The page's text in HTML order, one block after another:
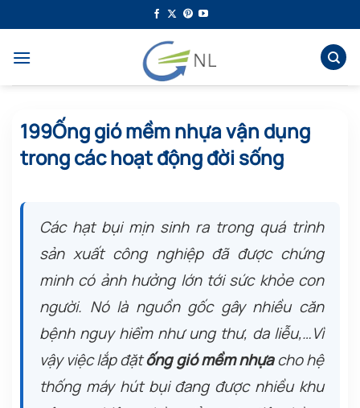
qua
dung
199Ống gió mềm nhựa vận dụng
trong các hoạt động đời sống
Các hạt bụi mịn sinh ra trong quá trình
sản xuất công nghiệp đã được chứng
minh có ảnh hưởng lớn tới sức khỏe con
người. Nó là nguồn gốc gây nhiều căn
bệnh nguy hiểm như ung thư, da liễu,…Vì
vậy việc lắp đặtống gió mềm nhựacho hệ
thống máy hút bụi đang được nhiều khu